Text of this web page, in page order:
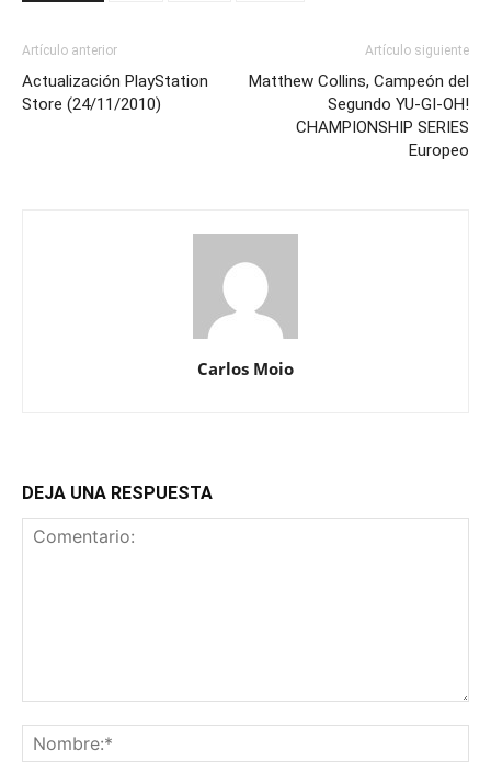
Artículo anterior
Actualización PlayStation
Store (24/11/2010)
Artículo siguiente
Matthew Collins, Campeón del
Segundo YU-GI-OH!
CHAMPIONSHIP SERIES
Europeo
Carlos Moio
DEJA UNA RESPUESTA